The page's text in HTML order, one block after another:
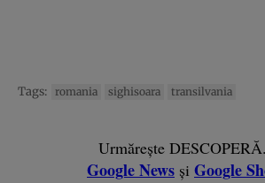
Tags: romania sighisoara transilvania
Urmărește
Google News și Google